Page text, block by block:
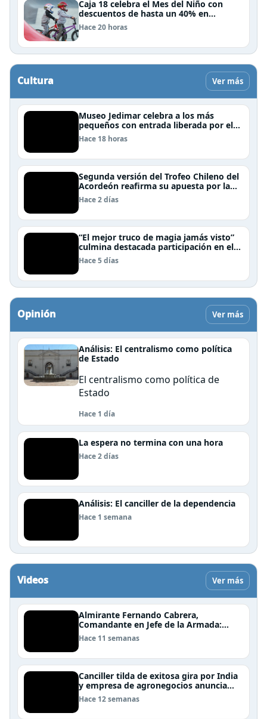
Caja 18 celebra el Mes del Niño con
descuentos de hasta un 40% en
panoramas, cine, shows y streaming
Hace 20 horas
Cultura Ver más
Museo Jedimar celebra a los más
pequeños con entrada liberada por el
Día del Niño
Hace 18 horas
Segunda versión del Trofeo Chileno del
Acordeón reafirma su apuesta por la
profesionalización del instrumento en
Chile
Hace 2 días
“El mejor truco de magia jamás visto”
culmina destacada participación en el
Festival Off Avignon 2026
Hace 5 días
Opinión Ver más
Análisis: El centralismo como política
de Estado
El centralismo como política de
Estado
Hace 1 día
La espera no termina con una hora
Hace 2 días
Análisis: El canciller de la dependencia
Hace 1 semana
Videos Ver más
Almirante Fernando Cabrera,
Comandante en Jefe de la Armada:
"Somos una nación Americana,
Polinésica y Antártica; bioceánica y
en el mar"
Hace 11 semanas
Canciller tilda de exitosa gira por India
y empresa de agronegocios anuncia
aumento de importaciones chilenas
Hace 12 semanas